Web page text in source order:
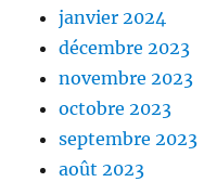
janvier 2024
décembre 2023
novembre 2023
octobre 2023
septembre 2023
août 2023